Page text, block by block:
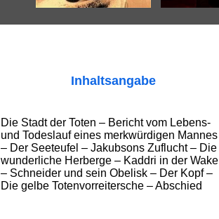
Inhaltsangabe
Die Stadt der Toten – Bericht vom Lebens-
und Todeslauf eines merkwürdigen Mannes
– Der Seeteufel – Jakubsons Zuflucht – Die
wunderliche Herberge – Kaddri in der Wake
– Schneider und sein Obelisk – Der Kopf –
Die gelbe Totenvorreitersche – Abschied